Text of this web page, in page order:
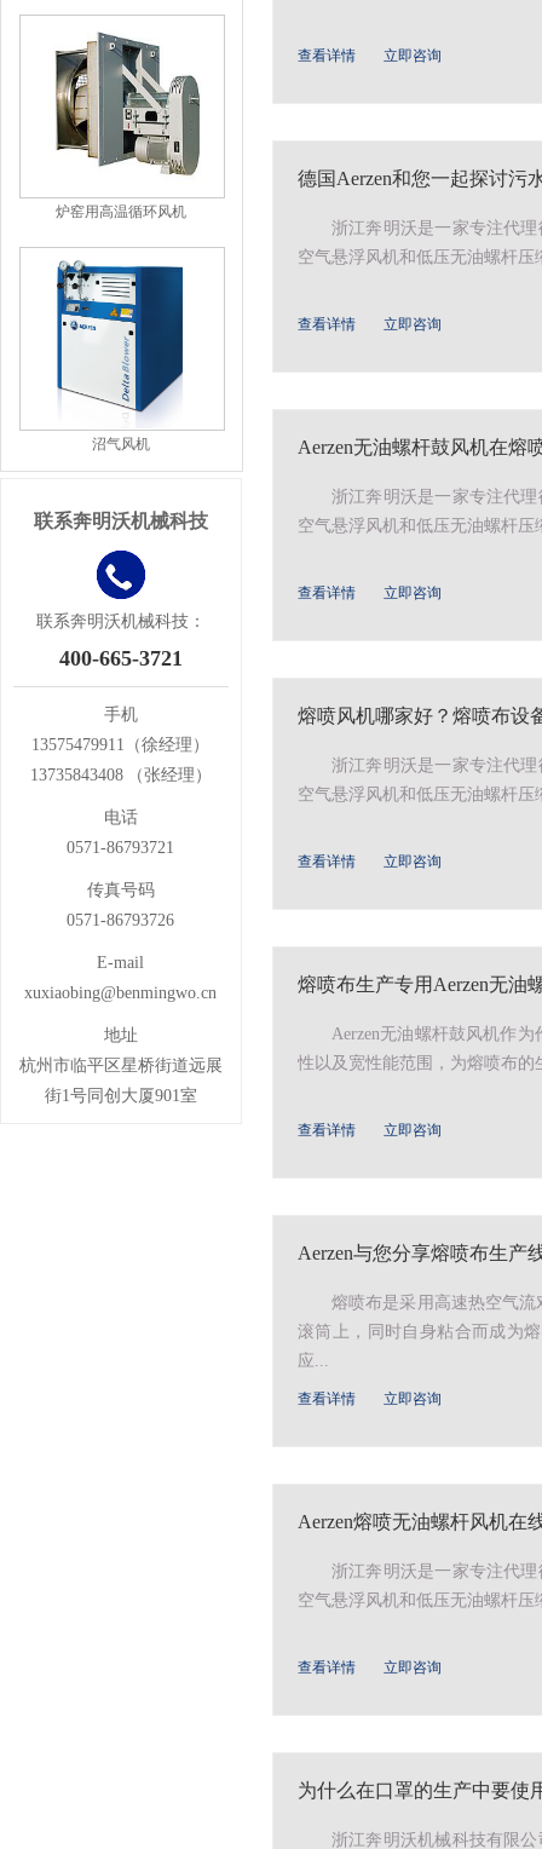
炉窑用高温循环风机
沼气风机
联系奔明沃机械科技
联系奔明沃机械科技：
400-665-3721
手机
13575479911（徐经理）
13735843408 （张经理）
电话
0571-86793721
传真号码
0571-86793726
E-mail
xuxiaobing@benmingwo.cn
地址
杭州市临平区星桥街道远展
街1号同创大厦901室
查看详情 立即咨询
德国Aerzen和您一起探讨污
浙江奔明沃是一家专注代
空气悬浮风机和低压无油螺杆
查看详情 立即咨询
Aerzen无油螺杆鼓风机在熔
浙江奔明沃是一家专注代
空气悬浮风机和低压无油螺杆
查看详情 立即咨询
熔喷风机哪家好？熔喷布设
浙江奔明沃是一家专注代
空气悬浮风机和低压无油螺杆
查看详情 立即咨询
熔喷布生产专用Aerzen无
Aerzen无油螺杆鼓风机作
性以及宽性能范围，为熔喷布
查看详情 立即咨询
Aerzen与您分享熔喷布生产
熔喷布是采用高速热空气
滚筒上，同时自身粘合而成为
应...
查看详情 立即咨询
Aerzen熔喷无油螺杆风机在
浙江奔明沃是一家专注代
空气悬浮风机和低压无油螺杆
查看详情 立即咨询
为什么在口罩的生产中要使
浙江奔明沃机械科技有限